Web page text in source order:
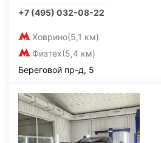
+7 (495) 032-08-22
Ховрино(5,1 км)
Физтех(5,4 км)
Береговой пр-д, 5